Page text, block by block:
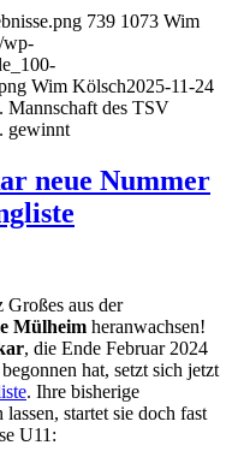
739 1073 Wim
wp-
Wim Kölsch2025-11-24
Mannschaft des TSV
gewinnt
neue Nummer
aus der
Mülheim heranwachsen!
, die Ende Februar 2024
hat, setzt sich jetzt
. Ihre bisherige
startet sie doch fast
U11: